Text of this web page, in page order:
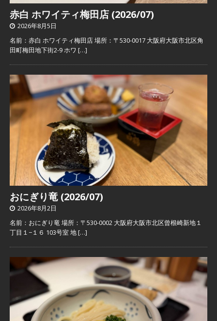
赤白 ホワイティ梅田店 (2026/07)
2026年8月5日
名前：赤白 ホワイティ梅田店 場所：〒530-0017 大阪府大阪市北区角
田町梅田地下街2-9 ホワ […]
おにぎり竜 (2026/07)
2026年8月2日
名前：おにぎり竜 場所：〒530-0002 大阪府大阪市北区曾根崎新地１
丁目１−１６ 103号室 地[…]